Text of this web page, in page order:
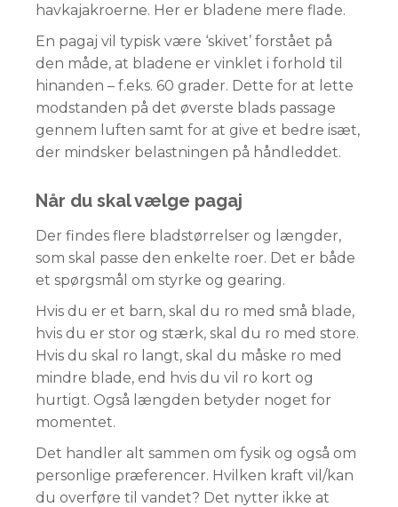
havkajakroerne. Her er bladene mere flade.
En pagaj vil typisk være ‘skivet’ forstået på
den måde, at bladene er vinklet i forhold til
hinanden – f.eks. 60 grader. Dette for at lette
modstanden på det øverste blads passage
gennem luften samt for at give et bedre isæt,
der mindsker belastningen på håndleddet.
Når du skal vælge pagaj
Der findes flere bladstørrelser og længder,
som skal passe den enkelte roer. Det er både
et spørgsmål om styrke og gearing.
Hvis du er et barn, skal du ro med små blade,
hvis du er stor og stærk, skal du ro med store.
Hvis du skal ro langt, skal du måske ro med
mindre blade, end hvis du vil ro kort og
hurtigt. Også længden betyder noget for
momentet.
Det handler alt sammen om fysik og også om
personlige præferencer. Hvilken kraft vil/kan
du overføre til vandet? Det nytter ikke at